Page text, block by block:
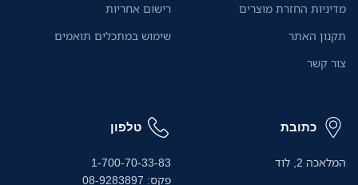
מדיניות החזרת מוצרים
תקנון האתר
צור קשר
רישום אחריות
שימוש במתכלים תואמים
כתובת
המלאכה 2, לוד
טלפון
1-700-70-33-83
פקס: 08-9283897